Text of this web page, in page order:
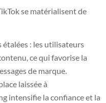
se matérialisent de
étalées : les utilisateurs
ce qui favorise la
de marque.
laissée à
intensifie la confiance et la